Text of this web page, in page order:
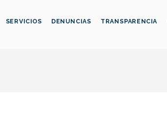
SERVICIOS DENUNCIAS TRANSPARENCIA